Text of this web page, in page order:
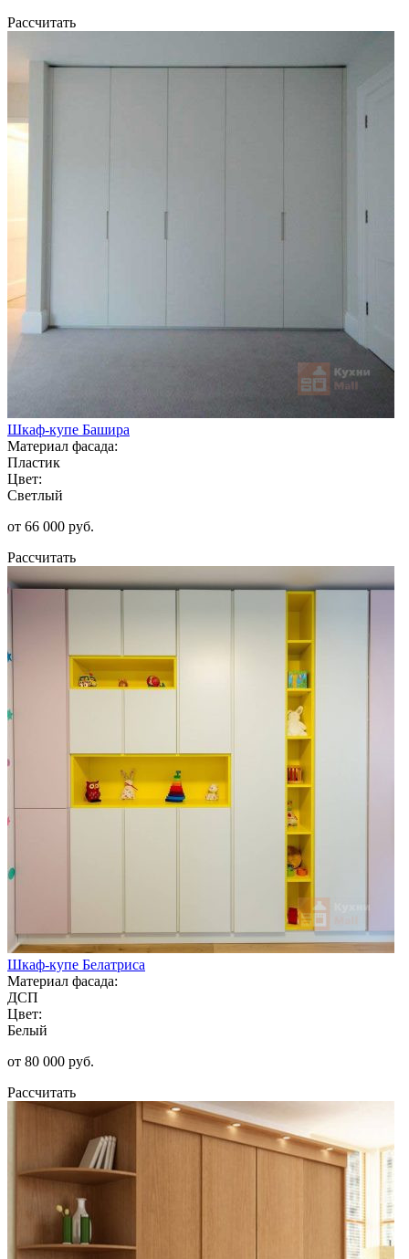
Рассчитать
Шкаф-купе Башира
Материал фасада:
Пластик
Цвет:
Светлый
от 66 000 руб.
Рассчитать
Шкаф-купе Белатриса
Материал фасада:
ДСП
Цвет:
Белый
от 80 000 руб.
Рассчитать